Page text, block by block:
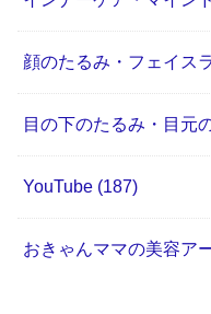
顔のたるみ・フェイス
目の下のたるみ・目元
YouTube (187)
おきゃんママの美容ア